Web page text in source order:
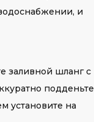
и
заливной шланг с
подденьте
установите на